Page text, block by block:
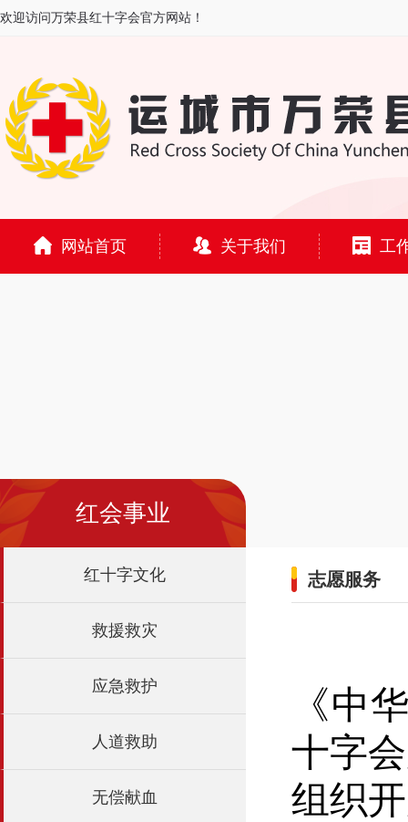
欢迎访问万荣县红十字会官方网站！
网站首页 关于我们 工
红会事业
红十字文化
救援救灾
应急救护
人道救助
无偿献血
志愿服务
《中
十字
组织